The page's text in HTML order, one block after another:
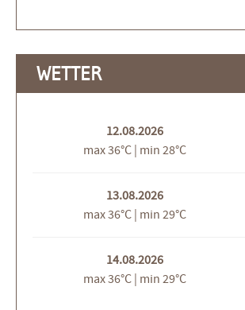
WETTER
12.08.2026
max 36°C | min 28°C
13.08.2026
max 36°C | min 29°C
14.08.2026
max 36°C | min 29°C